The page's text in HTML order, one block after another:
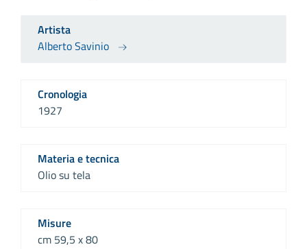
Artista
Alberto Savinio
Cronologia
1927
Materia e tecnica
Olio su tela
Misure
cm 59,5 x 80